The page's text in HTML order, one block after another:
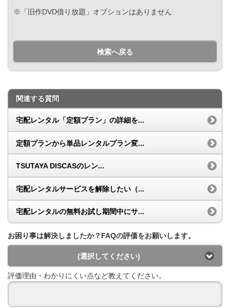
※「旧作DVD借り放題」オプションはありません
検索へ戻る
関連する質問
宅配レンタル「定額プラン」の詳細を...
定額プランから単品レンタルプラン変...
TSUTAYA DISCASのレン...
宅配レンタルサービスを解除したい（...
宅配レンタルの無料お試し期間中にサ...
お困り事は解決しましたか？FAQの評価をお願いします。
(選択してください)
評価理由・わかりにくい点など教えてください。